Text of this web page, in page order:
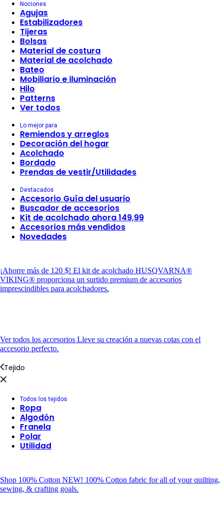
Nociones
Agujas
Estabilizadores
Tijeras
Bolsas
Material de costura
Material de acolchado
Bateo
Mobiliario e iluminación
Hilo
Patterns
Ver todos
Lo mejor para
Remiendos y arreglos
Decoración del hogar
Acolchado
Bordado
Prendas de vestir/Utilidades
Destacados
Accesorio Guía del usuario
Buscador de accesorios
Kit de acolchado ahora 149,99
Accesorios más vendidos
Novedades
¡Ahorre más de 120 $! El kit de acolchado HUSQVARNA®
VIKING® proporciona un surtido premium de accesorios
imprescindibles para acolchadores.
Ver todos los accesorios Lleve su creación a nuevas cotas con el
accesorio perfecto.
Tejido
Todos los tejidos
Ropa
Algodón
Franela
Polar
Utilidad
Shop 100% Cotton NEW! 100% Cotton fabric for all of your quilting,
sewing, & crafting goals.